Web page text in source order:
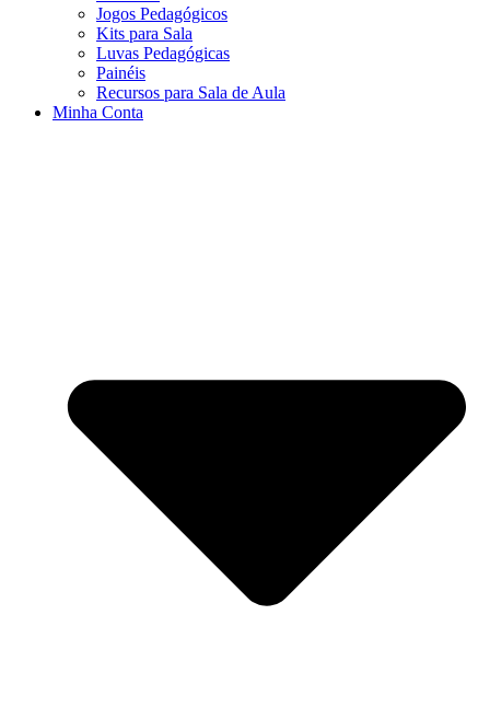
Jogos Pedagógicos
Kits para Sala
Luvas Pedagógicas
Painéis
Recursos para Sala de Aula
Minha Conta